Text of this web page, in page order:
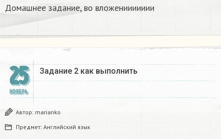
Домашнее задание, во вложениииииии
25
НОЯБРЬ
Задание 2 как выполнить ​
Автор: marianko
Предмет: Английский язык